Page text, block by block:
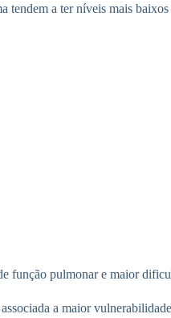
tendem a ter níveis mais
função pulmonar e maior
a maior